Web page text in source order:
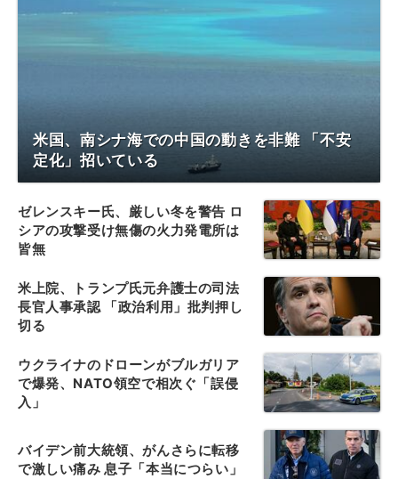
米国、南シナ海での中国の動きを非難 「不安
定化」招いている
ゼレンスキー氏、厳しい冬を警告 ロ
シアの攻撃受け無傷の火力発電所は
皆無
米上院、トランプ氏元弁護士の司法
長官人事承認 「政治利用」批判押し
切る
ウクライナのドローンがブルガリア
で爆発、NATO領空で相次ぐ「誤侵
入」
バイデン前大統領、がんさらに転移
で激しい痛み 息子「本当につらい」